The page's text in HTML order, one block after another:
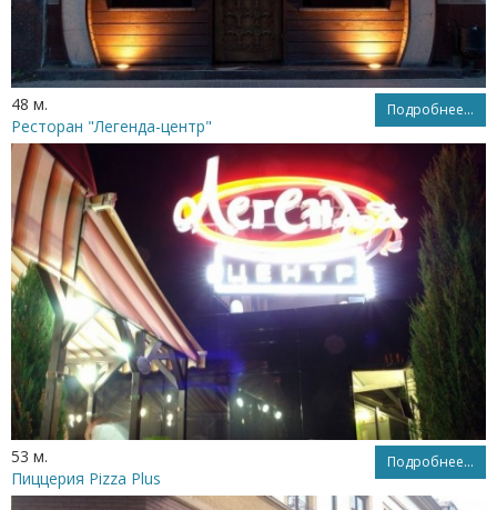
48 м. Подробнее...
Ресторан "Легенда-центр"
53 м. Подробнее...
Пиццерия Pizza Plus